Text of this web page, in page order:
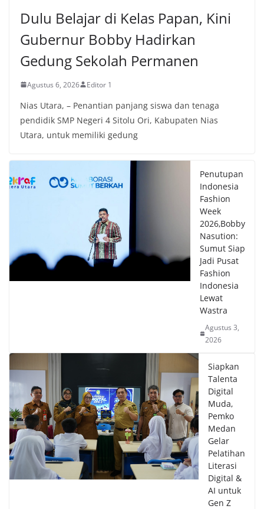
Dulu Belajar di Kelas Papan, Kini
Gubernur Bobby Hadirkan
Gedung Sekolah Permanen
Agustus 6, 2026 Editor 1
Nias Utara, – Penantian panjang siswa dan tenaga
pendidik SMP Negeri 4 Sitolu Ori, Kabupaten Nias
Utara, untuk memiliki gedung
Penutupan
Indonesia
Fashion
Week
2026,Bobby
Nasution:
Sumut Siap
Jadi Pusat
Fashion
Indonesia
Lewat
Wastra
Agustus 3,
2026
Siapkan
Talenta
Digital
Muda,
Pemko
Medan
Gelar
Pelatihan
Literasi
Digital &
AI untuk
Gen Z